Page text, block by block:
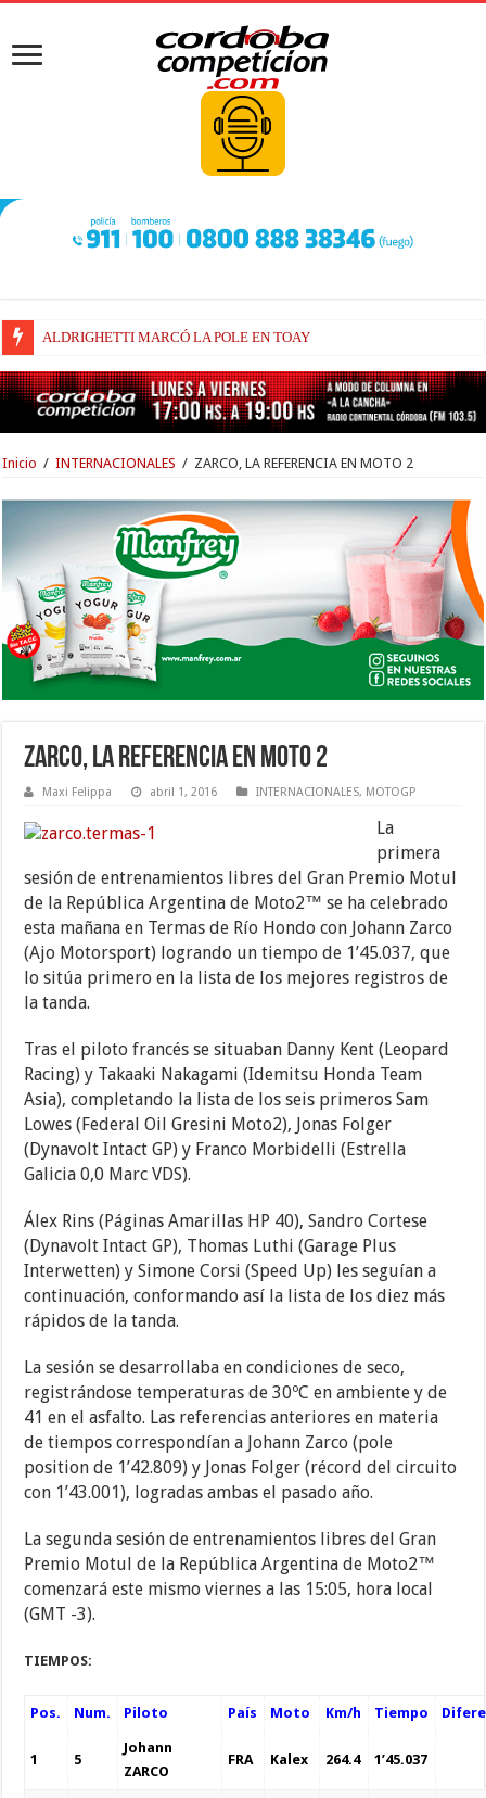
FENESTRAZ SUFRIÓ EN SUGO Y LARGARÁ DESDE EL 16° LUGAR
Inicio / INTERNACIONALES / ZARCO, LA REFERENCIA EN MOTO 2
ZARCO, LA REFERENCIA EN MOTO 2
Maxi Felippa abril 1, 2016 INTERNACIONALES, MOTOGP
La
primera
sesión de entrenamientos libres del Gran Premio Motul
de la República Argentina de Moto2™ se ha celebrado
esta mañana en Termas de Río Hondo con Johann Zarco
(Ajo Motorsport) logrando un tiempo de 1’45.037, que
lo sitúa primero en la lista de los mejores registros de
la tanda.
Tras el piloto francés se situaban Danny Kent (Leopard
Racing) y Takaaki Nakagami (Idemitsu Honda Team
Asia), completando la lista de los seis primeros Sam
Lowes (Federal Oil Gresini Moto2), Jonas Folger
(Dynavolt Intact GP) y Franco Morbidelli (Estrella
Galicia 0,0 Marc VDS).
Álex Rins (Páginas Amarillas HP 40), Sandro Cortese
(Dynavolt Intact GP), Thomas Luthi (Garage Plus
Interwetten) y Simone Corsi (Speed Up) les seguían a
continuación, conformando así la lista de los diez más
rápidos de la tanda.
La sesión se desarrollaba en condiciones de seco,
registrándose temperaturas de 30ºC en ambiente y de
41 en el asfalto. Las referencias anteriores en materia
de tiempos correspondían a Johann Zarco (pole
position de 1’42.809) y Jonas Folger (récord del circuito
con 1’43.001), logradas ambas el pasado año.
La segunda sesión de entrenamientos libres del Gran
Premio Motul de la República Argentina de Moto2™
comenzará este mismo viernes a las 15:05, hora local
(GMT -3).
TIEMPOS:
Pos. Num. Piloto País Moto Km/h Tiempo
1 5
Johann
ZARCO
FRA Kalex 264.4 1’45.037